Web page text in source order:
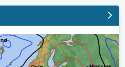
Eerst grote verschillen. . .